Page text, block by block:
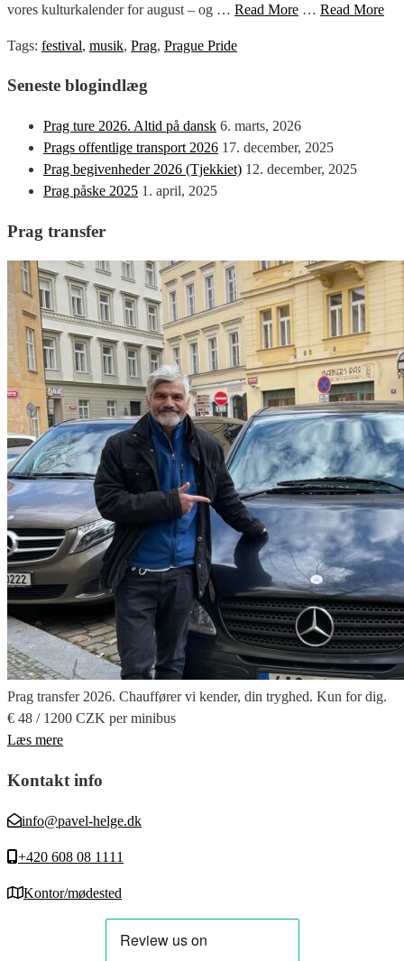
vores kulturkalender for august – og … Read More … Read More
Tags: festival, musik, Prag, Prague Pride
Seneste blogindlæg
Prag ture 2026. Altid på dansk 6. marts, 2026
Prags offentlige transport 2026 17. december, 2025
Prag begivenheder 2026 (Tjekkiet) 12. december, 2025
Prag påske 2025 1. april, 2025
Prag transfer
Prag transfer 2026. Chauffører vi kender, din tryghed. Kun for dig.
€ 48 / 1200 CZK per minibus
Læs mere
Kontakt info
info@pavel-helge.dk
+420 608 08 1111
Kontor/mødested